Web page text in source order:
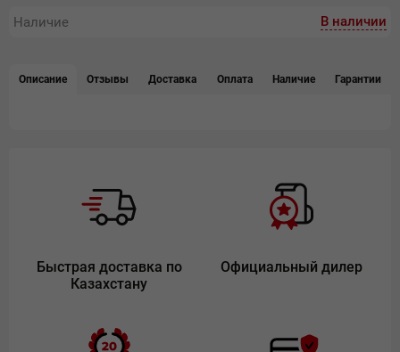
Наличие
В наличии
Описание Отзывы Доставка Оплата Наличие Гарантии
Быстрая доставка по
Казахстану
Официальный дилер